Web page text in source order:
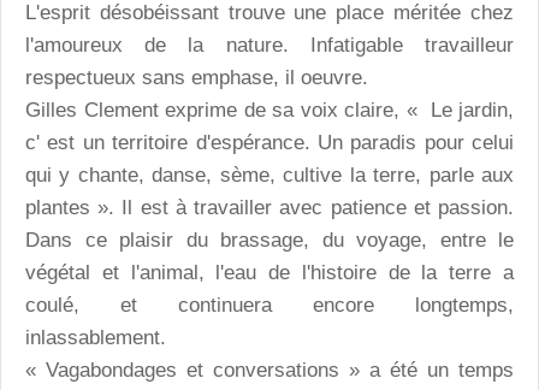
L'esprit désobéissant trouve une place méritée chez
l'amoureux de la nature. Infatigable travailleur
respectueux sans emphase, il oeuvre.
Gilles Clement exprime de sa voix claire, « Le jardin,
c' est un territoire d'espérance. Un paradis pour celui
qui y chante, danse, sème, cultive la terre, parle aux
plantes ». Il est à travailler avec patience et passion.
Dans ce plaisir du brassage, du voyage, entre le
végétal et l'animal, l'eau de l'histoire de la terre a
coulé, et continuera encore longtemps,
inlassablement.
« Vagabondages et conversations » a été un temps